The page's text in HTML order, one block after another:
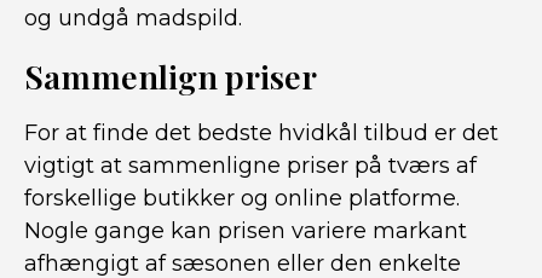
og undgå madspild.
Sammenlign priser
For at finde det bedste hvidkål tilbud er det
vigtigt at sammenligne priser på tværs af
forskellige butikker og online platforme.
Nogle gange kan prisen variere markant
afhængigt af sæsonen eller den enkelte